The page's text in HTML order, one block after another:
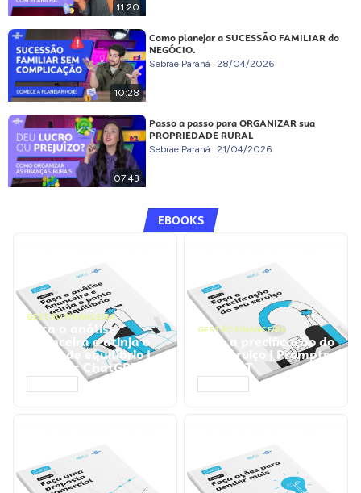
11:20
10:28
Como planejar a SUCESSÃO FAMILIAR do
NEGÓCIO.
Sebrae Paraná 28/04/2026
07:43
Passo a passo para ORGANIZAR sua
PROPRIEDADE RURAL
Sebrae Paraná 21/04/2026
EBOOKS
GESTÃO FINANCEIRA
Faça a análise
financeira e atinja o
ponto de equilíbrio |
Prompts ChatGPT
GESTÃO FINANCEIRA
Faça a precificação do
seu serviço | Prompts
ChatGPT